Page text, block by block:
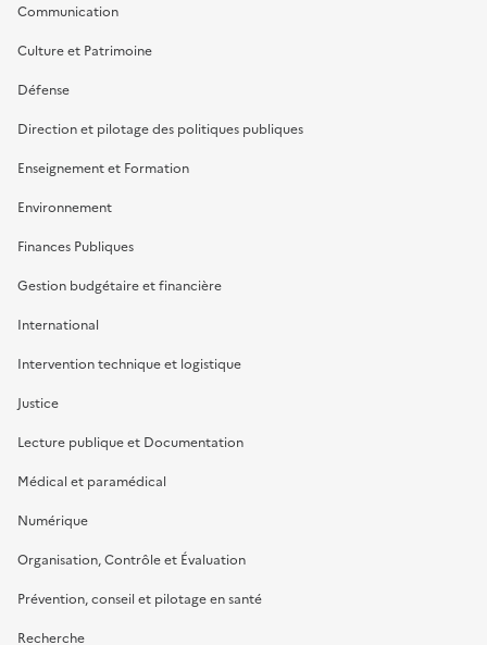
Communication
Culture et Patrimoine
Défense
Direction et pilotage des politiques publiques
Enseignement et Formation
Environnement
Finances Publiques
Gestion budgétaire et financière
International
Intervention technique et logistique
Justice
Lecture publique et Documentation
Médical et paramédical
Numérique
Organisation, Contrôle et Évaluation
Prévention, conseil et pilotage en santé
Recherche